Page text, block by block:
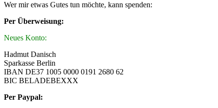
Wer mir etwas Gutes tun möchte, kann spenden:
Per Überweisung:
Neues Konto:
Hadmut Danisch
Sparkasse Berlin
IBAN DE37 1005 0000 0191 2680 62
BIC BELADEBEXXX
Per Paypal: